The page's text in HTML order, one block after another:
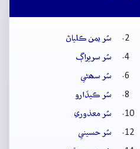
سُر يمن ڪلياڻ
سُر سريراڳ
سُر سھڻي
سُر ڪيڏارو
سُر معذوري
سُر حسيني